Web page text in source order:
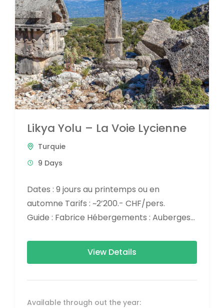
Likya Yolu – La Voie Lycienne
Turquie
9 Days
Dates : 9 jours au printemps ou en
automne Tarifs : ~2’200.- CHF/pers.
Guide : Fabrice Hébergements : Auberges
: Randonnée sans exigence technique
particulière, mais étapes parfois longues....
View Details
Available through out the year: